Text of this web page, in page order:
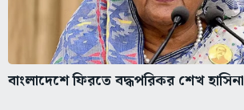
বাংলাদেশে ফিরতে বদ্ধপরিকর শেখ হাসিনা